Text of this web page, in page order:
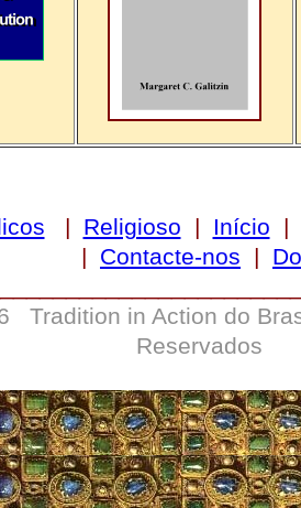
| Religioso | Início |
| Contacte-nos |
Tradition in Action do
Reservados